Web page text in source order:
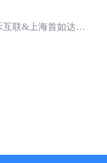
喜讯！捷禾互联&上海首如达成战略合作 | 共同推动工业企业管理数字化进程